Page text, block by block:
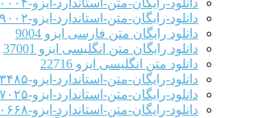
دانلود-رایگان-متن-استاندارد-ایزو-۹۰۰۲
دانلود رایگان متن فارسی ایزو 9004
دانلود رایگان متن انگلیسی ایزو 37001
دانلود متن انگلیسی ایزو 22716
دانلود-رایگان-متن-استاندارد-ایزو-۱۳۴۸۵
دانلود-رایگان-متن-استاندارد-ایزو-۱۷۰۲۵
دانلود-رایگان-متن-استاندارد-ایزو-۱۰۶۶۸